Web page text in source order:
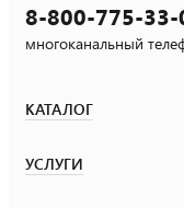
8-800-775-33-
многоканальный
КАТАЛОГ
УСЛУГИ